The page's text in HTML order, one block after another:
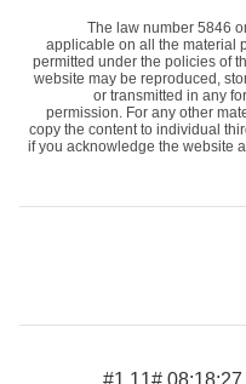
The law number
applicable on all the
permitted under the policies
website may be reproduced,
or transmitted in
permission. For any other
copy the content to individual
if you acknowledge the